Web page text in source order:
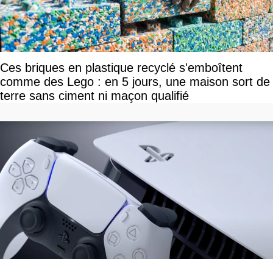
Ces briques en plastique recyclé s'emboîtent
comme des Lego : en 5 jours, une maison sort de
terre sans ciment ni maçon qualifié